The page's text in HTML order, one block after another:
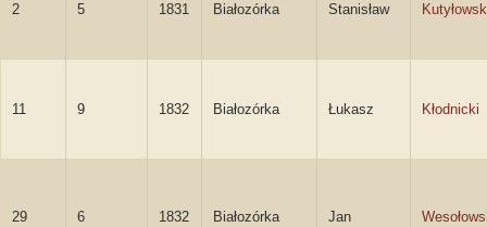
2 5 1831 Białozórka Stanisław
11 9 1832 Białozórka Łukasz Kłodnicki
29 6 1832 Białozórka Jan